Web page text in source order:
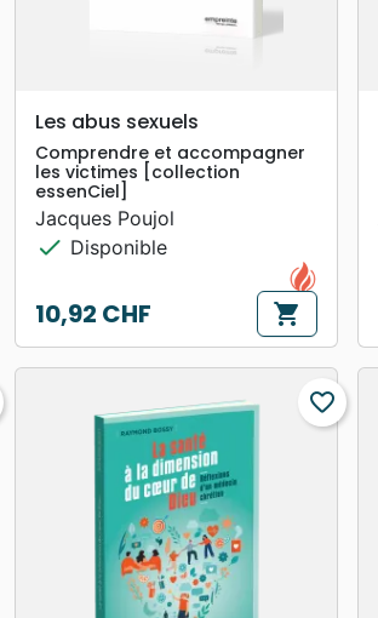
search APERÇU RAPIDE
Les abus sexuels
Comprendre et accompagner
les victimes [collection
essenCiel]
Jacques Poujol
check Disponible
Prix
10,92 CHF shopping_cart
favorite_border